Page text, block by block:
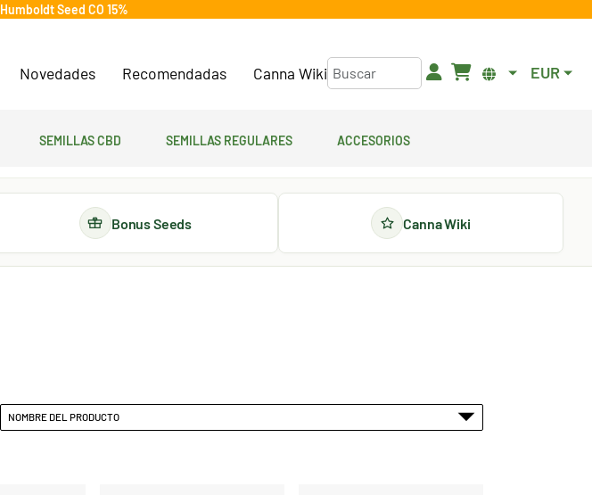
Humboldt Seed CO 15%
Novedades Recomendadas Canna Wiki EUR
Semillas CBD Semillas regulares Accesorios
Bonus Seeds Canna Wiki
NOMBRE DEL PRODUCTO